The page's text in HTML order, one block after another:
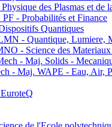
des Plasmas et de
- Probabilités et Finance
Quantiques
- Quantique, Lumiere,
- Science des Materiaux
- Maj. Solids -
- Maj. WAPE - Eau, Air,